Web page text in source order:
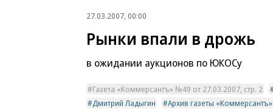
27.03.2007, 00:00
Рынки впали в дрожь
в ожидании аукционов по ЮКОСу
Газета «Коммерсантъ» №49 от 27.03.2007, стр. 2
Дмитрий Ладыгин
Архив газеты «Коммерсантъ»